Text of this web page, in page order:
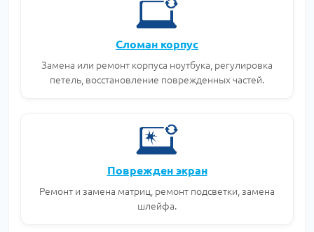
Сломан корпус
Замена или ремонт корпуса ноутбука, регулировка
петель, восстановление поврежденных частей.
Поврежден экран
Ремонт и замена матриц, ремонт подсветки, замена
шлейфа.